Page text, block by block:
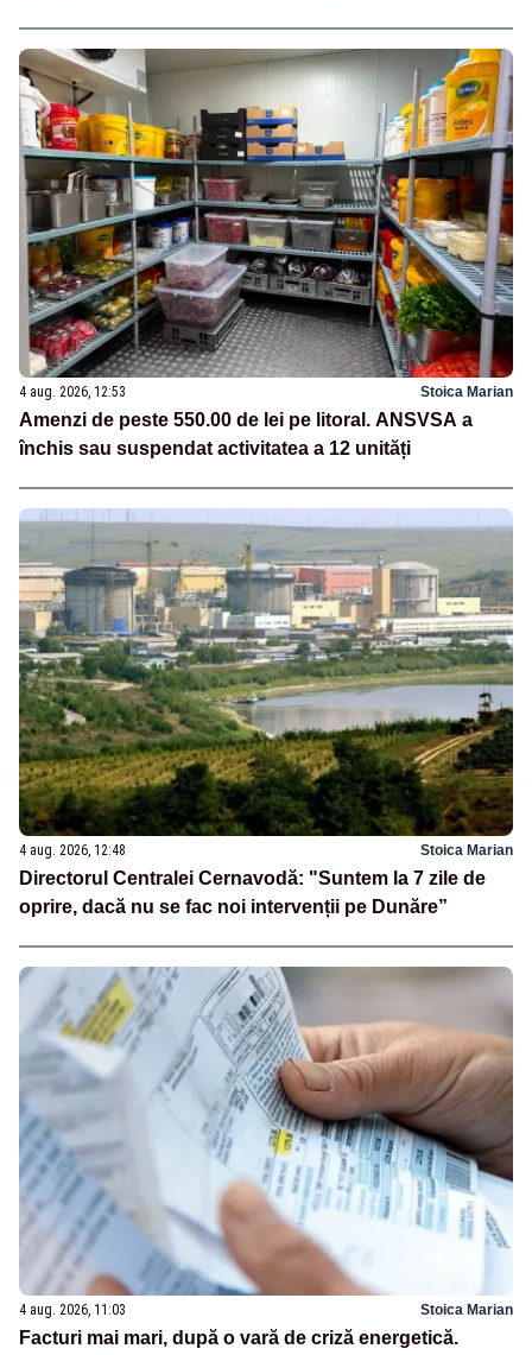
4 aug. 2026, 12:53 Stoica Marian
Amenzi de peste 550.00 de lei pe litoral. ANSVSA a
închis sau suspendat activitatea a 12 unități
4 aug. 2026, 12:48 Stoica Marian
Directorul Centralei Cernavodă: "Suntem la 7 zile de
oprire, dacă nu se fac noi intervenții pe Dunăre”
4 aug. 2026, 11:03 Stoica Marian
Facturi mai mari, după o vară de criză energetică.